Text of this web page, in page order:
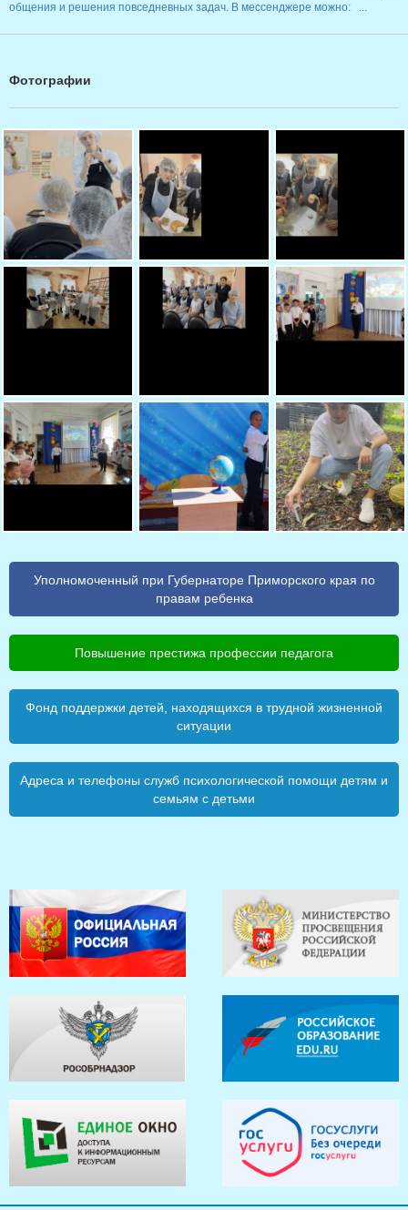
общения и решения повседневных задач. В мессенджере можно: ...
Фотографии
Уполномоченный при Губернаторе Приморского края по
правам ребенка
Повышение престижа профессии педагога
Фонд поддержки детей, находящихся в трудной жизненной
ситуации
Адреса и телефоны служб психологической помощи детям и
семьям с детьми